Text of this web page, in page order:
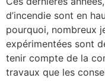
d’incendie sont en
pourquoi, nombreux
expérimentées sont
tenir compte de la
travaux que les